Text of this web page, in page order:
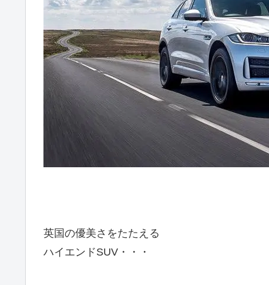
英国の優美さをたたえる
ハイエンドSUV・・・